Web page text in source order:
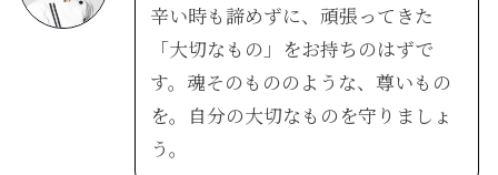
辛い時も諦めずに、頑張ってきた
「大切なもの」をお持ちのはずで
す。魂そのもののような、尊いもの
を。自分の大切なものを守りましょ
う。